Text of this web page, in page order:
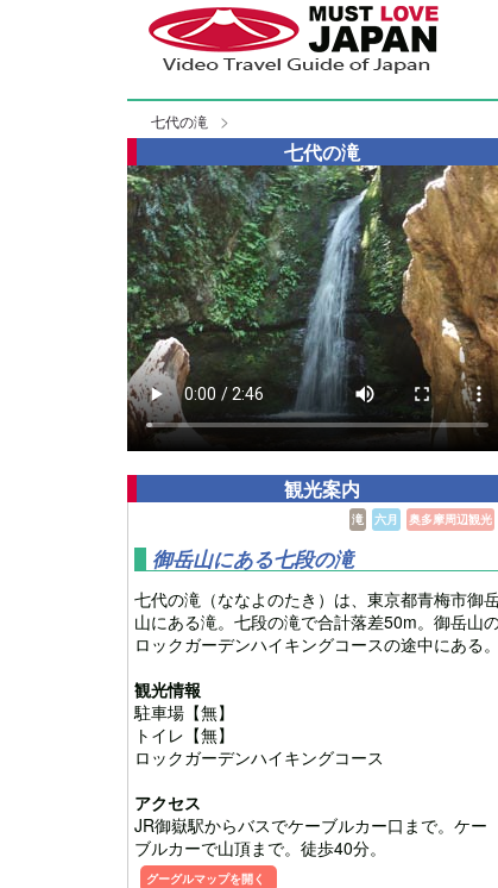
七代の滝
七代の滝
観光案内
奥多摩周辺観光
六月
滝
御岳山にある七段の滝
七代の滝（ななよのたき）は、東京都青梅市御
山にある滝。七段の滝で合計落差50m。御岳山
ロックガーデンハイキングコースの途中にある。
観光情報
駐車場【無】
トイレ【無】
ロックガーデンハイキングコース
アクセス
JR御嶽駅からバスでケーブルカー口まで。ケー
ブルカーで山頂まで。徒歩40分。
グーグルマップを開く